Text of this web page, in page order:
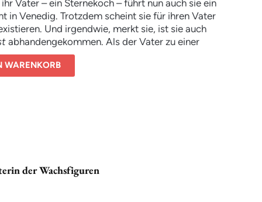
Vater – ein Sternekoch – führt nun auch sie ein
in Venedig. Trotzdem scheint sie für ihren Vater
Und irgendwie, merkt sie, ist sie auch
abhandengekommen. Als der Vater zu einer
eingeladen wird, begleitet ihn Margherita –
sich damit auf eine Reise, die ihr Leben verändern
WARENKORB
der Wachsfiguren